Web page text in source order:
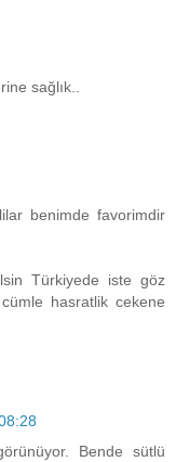
sağlık..
benimde favorimdir
Türkiyede iste göz
hasratlik cekene
Bende sütlü